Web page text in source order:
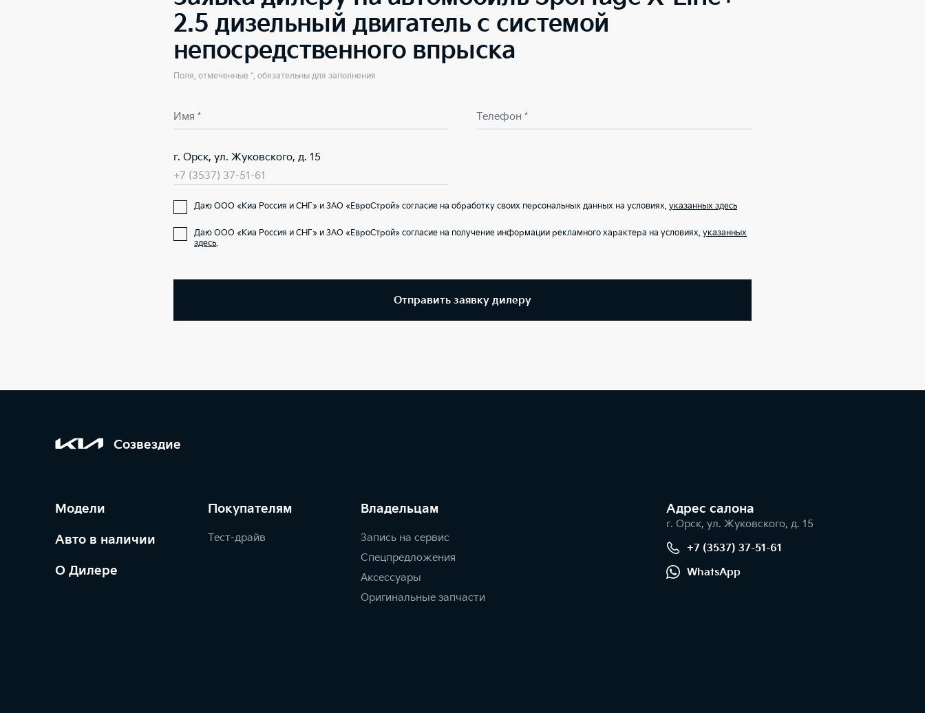
2.5 дизельный двигатель с системой
непосредственного впрыска
Поля, отмеченные *, обязательны для заполнения
Имя * Телефон *
г. Орск, ул. Жуковского, д. 15
+7 (3537) 37-51-61
Даю ООО «Киа Россия и СНГ» и ЗАО «ЕвроСтрой» согласие на обработку своих персональных данных на условиях, указанных здесь
Даю ООО «Киа Россия и СНГ» и ЗАО «ЕвроСтрой» согласие на получение информации рекламного характера на условиях, указанных
здесь.
Отправить заявку дилеру
Созвездие
Модели
Авто в наличии
О Дилере
Покупателям
Тест-драйв
Владельцам
Запись на сервис
Спецпредложения
Аксессуары
Оригинальные запчасти
Адрес салонa
г. Орск, ул. Жуковского, д. 15
+7 (3537) 37-51-61
WhatsApp